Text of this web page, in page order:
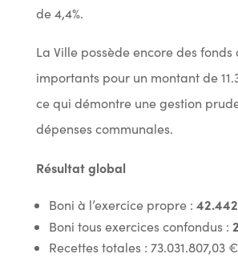
de 4,4%.
La Ville possède encore des fonds
importants pour un montant de
ce qui démontre une gestion
dépenses communales.
Résultat global
Boni à l’exercice propre :
Boni tous exercices confondus :
Recettes totales : 73.031.807,03 €